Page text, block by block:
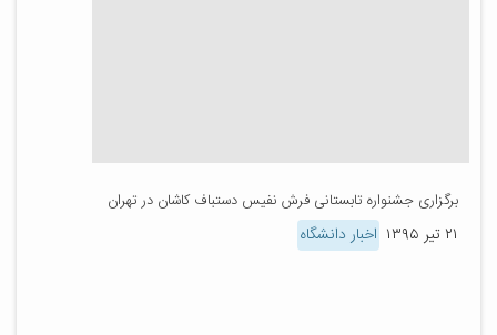
برگزاری جشنواره تابستانی فرش نفیس دستباف کاشان در تهران
۲۱ تیر ۱۳۹۵ اخبار دانشگاه